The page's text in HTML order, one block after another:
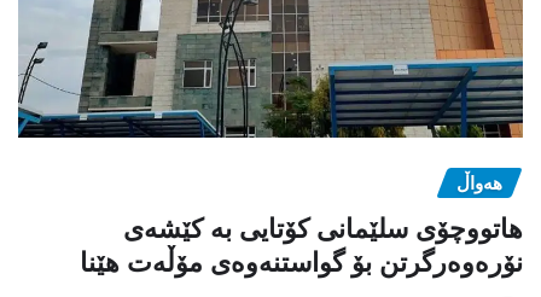
هەواڵ
هاتووچۆی سلێمانی کۆتایی بە کێشەی
نۆرەوەرگرتن بۆ گواستنەوەی مۆڵەت هێنا